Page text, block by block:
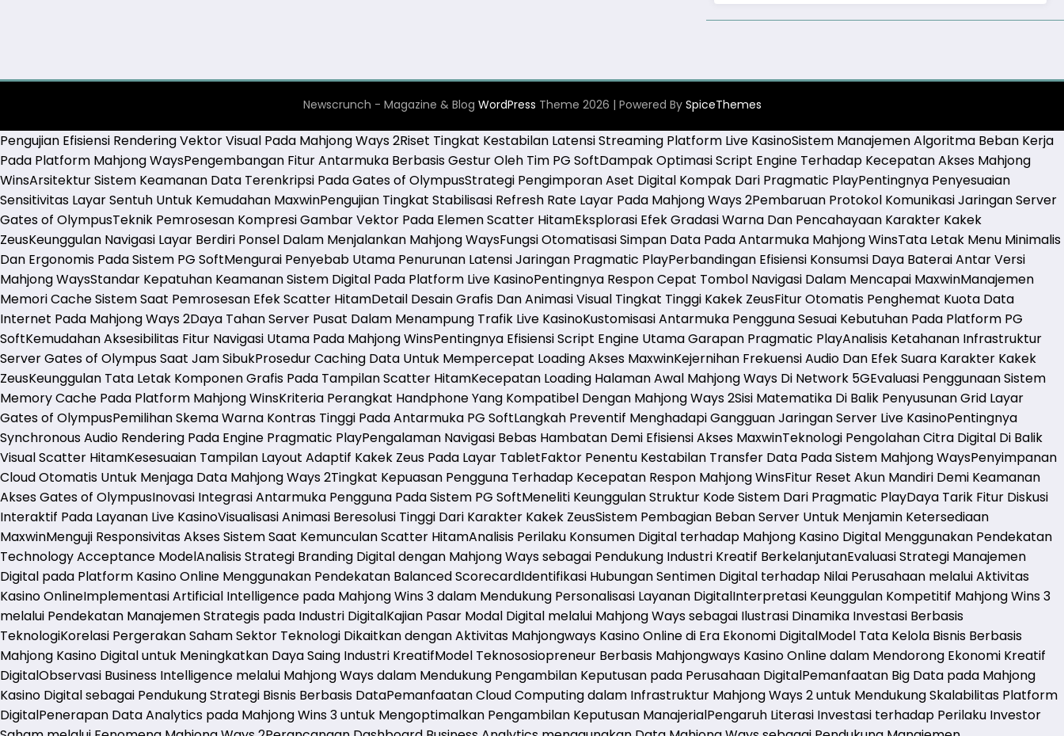
Newscrunch - Magazine & Blog WordPress Theme 2026 | Powered By SpiceThemes
Pengujian Efisiensi Rendering Vektor Visual Pada Mahjong Ways 2Riset Tingkat Kestabilan Latensi Streaming Platform Live KasinoSistem Manajemen Algoritma Beban Kerja
Pada Platform Mahjong WaysPengembangan Fitur Antarmuka Berbasis Gestur Oleh Tim PG SoftDampak Optimasi Script Engine Terhadap Kecepatan Akses Mahjong
WinsArsitektur Sistem Keamanan Data Terenkripsi Pada Gates of OlympusStrategi Pengimporan Aset Digital Kompak Dari Pragmatic PlayPentingnya Penyesuaian
Sensitivitas Layar Sentuh Untuk Kemudahan MaxwinPengujian Tingkat Stabilisasi Refresh Rate Layar Pada Mahjong Ways 2Pembaruan Protokol Komunikasi Jaringan Server
Gates of OlympusTeknik Pemrosesan Kompresi Gambar Vektor Pada Elemen Scatter HitamEksplorasi Efek Gradasi Warna Dan Pencahayaan Karakter Kakek
ZeusKeunggulan Navigasi Layar Berdiri Ponsel Dalam Menjalankan Mahjong WaysFungsi Otomatisasi Simpan Data Pada Antarmuka Mahjong WinsTata Letak Menu Minimalis
Dan Ergonomis Pada Sistem PG SoftMengurai Penyebab Utama Penurunan Latensi Jaringan Pragmatic PlayPerbandingan Efisiensi Konsumsi Daya Baterai Antar Versi
Mahjong WaysStandar Kepatuhan Keamanan Sistem Digital Pada Platform Live KasinoPentingnya Respon Cepat Tombol Navigasi Dalam Mencapai MaxwinManajemen
Memori Cache Sistem Saat Pemrosesan Efek Scatter HitamDetail Desain Grafis Dan Animasi Visual Tingkat Tinggi Kakek ZeusFitur Otomatis Penghemat Kuota Data
Internet Pada Mahjong Ways 2Daya Tahan Server Pusat Dalam Menampung Trafik Live KasinoKustomisasi Antarmuka Pengguna Sesuai Kebutuhan Pada Platform PG
SoftKemudahan Aksesibilitas Fitur Navigasi Utama Pada Mahjong WinsPentingnya Efisiensi Script Engine Utama Garapan Pragmatic PlayAnalisis Ketahanan Infrastruktur
Server Gates of Olympus Saat Jam SibukProsedur Caching Data Untuk Mempercepat Loading Akses MaxwinKejernihan Frekuensi Audio Dan Efek Suara Karakter Kakek
ZeusKeunggulan Tata Letak Komponen Grafis Pada Tampilan Scatter HitamKecepatan Loading Halaman Awal Mahjong Ways Di Network 5GEvaluasi Penggunaan Sistem
Memory Cache Pada Platform Mahjong WinsKriteria Perangkat Handphone Yang Kompatibel Dengan Mahjong Ways 2Sisi Matematika Di Balik Penyusunan Grid Layar
Gates of OlympusPemilihan Skema Warna Kontras Tinggi Pada Antarmuka PG SoftLangkah Preventif Menghadapi Gangguan Jaringan Server Live KasinoPentingnya
Synchronous Audio Rendering Pada Engine Pragmatic PlayPengalaman Navigasi Bebas Hambatan Demi Efisiensi Akses MaxwinTeknologi Pengolahan Citra Digital Di Balik
Visual Scatter HitamKesesuaian Tampilan Layout Adaptif Kakek Zeus Pada Layar TabletFaktor Penentu Kestabilan Transfer Data Pada Sistem Mahjong WaysPenyimpanan
Cloud Otomatis Untuk Menjaga Data Mahjong Ways 2Tingkat Kepuasan Pengguna Terhadap Kecepatan Respon Mahjong WinsFitur Reset Akun Mandiri Demi Keamanan
Akses Gates of OlympusInovasi Integrasi Antarmuka Pengguna Pada Sistem PG SoftMeneliti Keunggulan Struktur Kode Sistem Dari Pragmatic PlayDaya Tarik Fitur Diskusi
Interaktif Pada Layanan Live KasinoVisualisasi Animasi Beresolusi Tinggi Dari Karakter Kakek ZeusSistem Pembagian Beban Server Untuk Menjamin Ketersediaan
MaxwinMenguji Responsivitas Akses Sistem Saat Kemunculan Scatter HitamAnalisis Perilaku Konsumen Digital terhadap Mahjong Kasino Digital Menggunakan Pendekatan
Technology Acceptance ModelAnalisis Strategi Branding Digital dengan Mahjong Ways sebagai Pendukung Industri Kreatif BerkelanjutanEvaluasi Strategi Manajemen
Digital pada Platform Kasino Online Menggunakan Pendekatan Balanced ScorecardIdentifikasi Hubungan Sentimen Digital terhadap Nilai Perusahaan melalui Aktivitas
Kasino OnlineImplementasi Artificial Intelligence pada Mahjong Wins 3 dalam Mendukung Personalisasi Layanan DigitalInterpretasi Keunggulan Kompetitif Mahjong Wins 3
melalui Pendekatan Manajemen Strategis pada Industri DigitalKajian Pasar Modal Digital melalui Mahjong Ways sebagai Ilustrasi Dinamika Investasi Berbasis
TeknologiKorelasi Pergerakan Saham Sektor Teknologi Dikaitkan dengan Aktivitas Mahjongways Kasino Online di Era Ekonomi DigitalModel Tata Kelola Bisnis Berbasis
Mahjong Kasino Digital untuk Meningkatkan Daya Saing Industri KreatifModel Teknososiopreneur Berbasis Mahjongways Kasino Online dalam Mendorong Ekonomi Kreatif
DigitalObservasi Business Intelligence melalui Mahjong Ways dalam Mendukung Pengambilan Keputusan pada Perusahaan DigitalPemanfaatan Big Data pada Mahjong
Kasino Digital sebagai Pendukung Strategi Bisnis Berbasis DataPemanfaatan Cloud Computing dalam Infrastruktur Mahjong Ways 2 untuk Mendukung Skalabilitas Platform
DigitalPenerapan Data Analytics pada Mahjong Wins 3 untuk Mengoptimalkan Pengambilan Keputusan ManajerialPengaruh Literasi Investasi terhadap Perilaku Investor